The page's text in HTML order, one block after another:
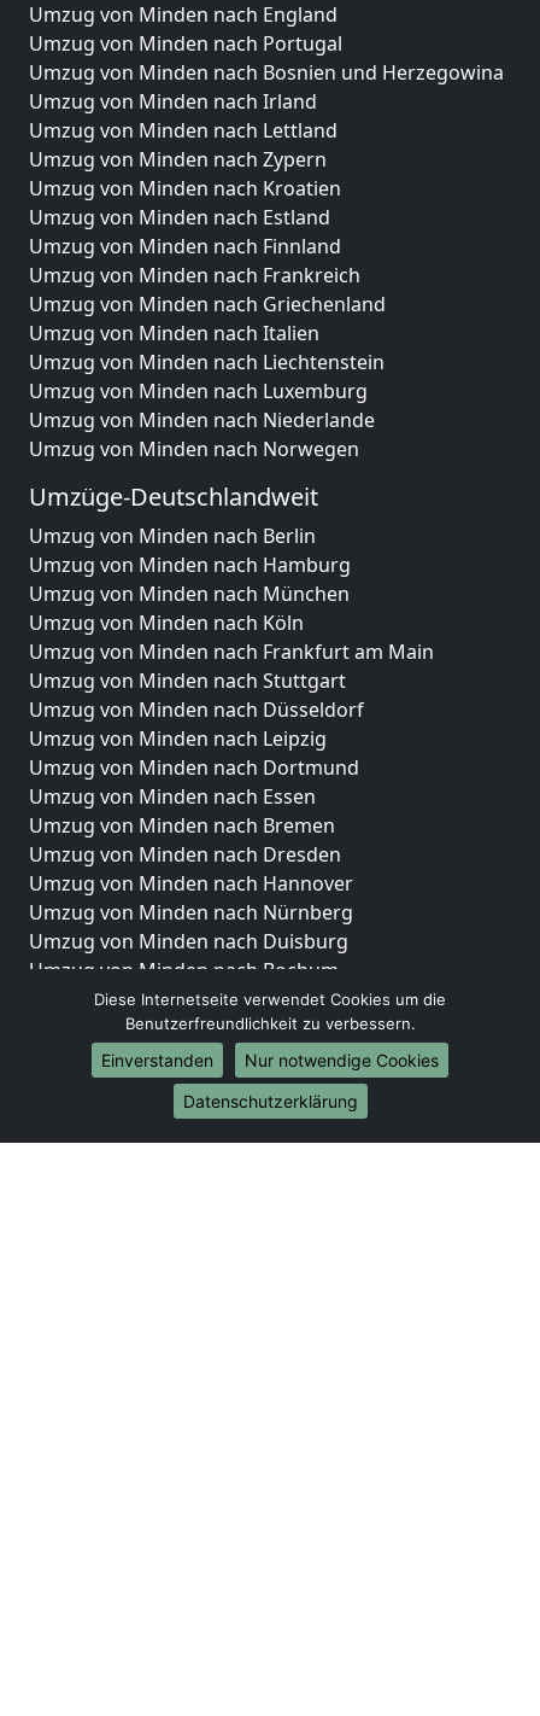
Umzug von Minden nach England
Umzug von Minden nach Portugal
Umzug von Minden nach Bosnien und Herzegowina
Umzug von Minden nach Irland
Umzug von Minden nach Lettland
Umzug von Minden nach Zypern
Umzug von Minden nach Kroatien
Umzug von Minden nach Estland
Umzug von Minden nach Finnland
Umzug von Minden nach Frankreich
Umzug von Minden nach Griechenland
Umzug von Minden nach Italien
Umzug von Minden nach Liechtenstein
Umzug von Minden nach Luxemburg
Umzug von Minden nach Niederlande
Umzug von Minden nach Norwegen
Umzüge-Deutschlandweit
Umzug von Minden nach Berlin
Umzug von Minden nach Hamburg
Umzug von Minden nach München
Umzug von Minden nach Köln
Umzug von Minden nach Frankfurt am Main
Umzug von Minden nach Stuttgart
Umzug von Minden nach Düsseldorf
Umzug von Minden nach Leipzig
Umzug von Minden nach Dortmund
Umzug von Minden nach Essen
Umzug von Minden nach Bremen
Umzug von Minden nach Dresden
Umzug von Minden nach Hannover
Umzug von Minden nach Nürnberg
Umzug von Minden nach Duisburg
Umzug von Minden nach Bochum
Umzug von Minden nach Wuppertal
Umzug von Minden nach Bielefeld
Umzug von Minden nach Bonn
Umzug von Minden nach Münster
Diese Internetseite verwendet Cookies um die
Benutzerfreundlichkeit zu verbessern.
Einverstanden
Nur notwendige Cookies
Datenschutzerklärung